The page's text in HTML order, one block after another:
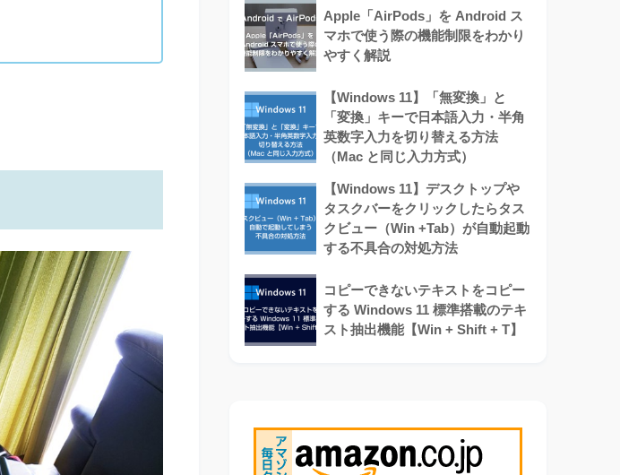
Apple「AirPods」を Android ス
マホで使う際の機能制限をわかり
やすく解説
【Windows 11】「無変換」と
「変換」キーで日本語入力・半角
英数字入力を切り替える方法
（Mac と同じ入力方式）
【Windows 11】デスクトップや
タスクバーをクリックしたらタス
クビュー（Win +Tab）が自動起動
する不具合の対処方法
コピーできないテキストをコピー
する Windows 11 標準搭載のテキ
スト抽出機能【Win + Shift + T】